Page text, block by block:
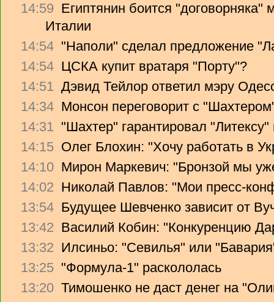
14:59 Египтянин боится
Италии
14:54 "Наполи" сделал предложение
14:54 ЦСКА купит вратаря "Порту"?
14:51 Дэвид Тейлор ответил мэру
14:34 Монсон переговорит с
14:31 "Шахтер" гарантировал
14:15 Олег Блохин: "Хочу работать в
14:10 Мирон Маркевич: "Бронзой мы
14:02 Николай Павлов: "Мои пресс-
13:54 Будущее Шевченко зависит от
13:42 Василий Кобин: "Конкуренцию
13:32 Илсиньо: "Севилья" или
13:25 "Формула-1" раскололась
13:20 Тимошенко не даст денег на